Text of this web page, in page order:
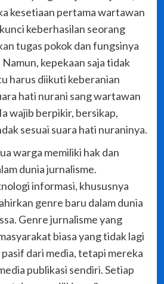
kesetiaan pertama wartawan
keberhasilan seorang
tugas pokok dan fungsinya
kepekaan saja tidak
harus diikuti keberanian
hati nurani sang wartawan
wajib berpikir, bersikap,
sesuai suara hati nuraninya.
warga memiliki hak dan
dunia jurnalisme.
informasi, khususnya
genre baru dalam dunia
Genre jurnalisme yang
biasa yang tidak lagi
dari media, tetapi mereka
publikasi sendiri. Setiap